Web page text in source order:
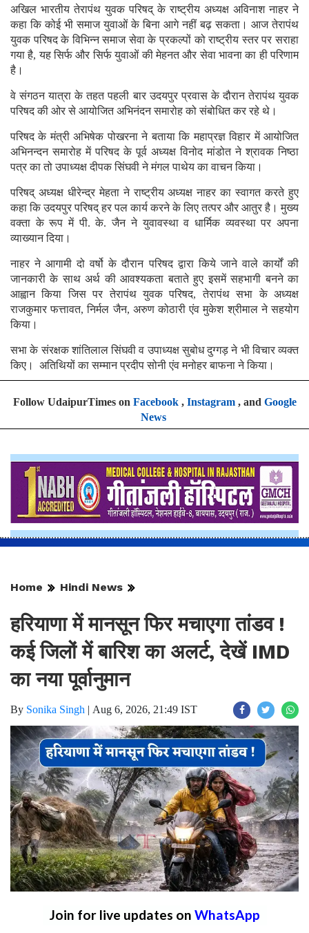
अखिल भारतीय तेरापंथ युवक परिषद् के राष्ट्रीय अध्यक्ष अविनाश नाहर ने
कहा कि कोई भी समाज युवाओं के बिना आगे नहीं बढ़ सकता। आज तेरापंथ
युवक परिषद के विभिन्न समाज सेवा के प्रकल्पों को राष्ट्रीय स्तर पर सराहा
गया है, यह सिर्फ और सिर्फ युवाओं की मेहनत और सेवा भावना का ही परिणाम
है।
वे संगठन यात्रा के तहत पहली बार उदयपुर प्रवास के दौरान तेरापंथ युवक
परिषद की ओर से आयोजित अभिनंदन समारोह को संबोधित कर रहे थे।
परिषद के मंत्री अभिषेक पोखरना ने बताया कि महाप्रज्ञ विहार में आयोजित
अभिनन्दन समारोह में परिषद के पूर्व अध्यक्ष विनोद मांडोत ने श्रावक निष्ठा
पत्र का तो उपाध्यक्ष दीपक सिंघवी ने मंगल पाथेय का वाचन किया।
परिषद् अध्यक्ष धीरेन्द्र मेहता ने राष्ट्रीय अध्यक्ष नाहर का स्वागत करते हुए
कहा कि उदयपुर परिषद् हर पल कार्य करने के लिए तत्पर और आतुर है। मुख्य
वक्ता के रूप में पी. के. जैन ने युवावस्था व धार्मिक व्यवस्था पर अपना
व्याख्यान दिया।
नाहर ने आगामी दो वर्षो के दौरान परिषद द्वारा किये जाने वाले कार्यों की
जानकारी के साथ अर्थ की आवश्यकता बताते हुए इसमें सहभागी बनने का
आह्वान किया जिस पर तेरापंथ युवक परिषद, तेरापंथ सभा के अध्यक्ष
राजकुमार फत्तावत, निर्मल जैन, अरुण कोठारी एंव मुकेश श्रीमाल ने सहयोग
किया।
सभा के संरक्षक शांतिलाल सिंघवी व उपाध्यक्ष सुबोध दुग्गड़ ने भी विचार व्यक्त
किए। अतिथियों का सम्मान प्रदीप सोनी एंव मनोहर बाफना ने किया।
Follow UdaipurTimes on Facebook, Instagram, and Google
News
Home Hindi News
हरियाणा में मानसून फिर मचाएगा तांडव !
कई जिलों में बारिश का अलर्ट, देखें IMD
का नया पूर्वानुमान
By Sonika Singh | Aug 6, 2026, 21:49 IST
Join for live updates on WhatsApp